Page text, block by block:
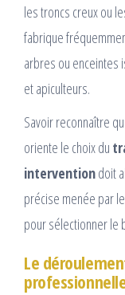
les troncs creux ou
fabrique
arbres ou enceintes
et apiculteurs.
Savoir reconnaître
oriente le choix du
interventiondoit
précise menée par
pour sélectionner le
Le